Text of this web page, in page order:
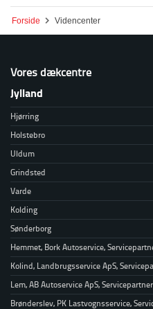
Forside Videncenter
Vores dækcentre
Jylland
Hjørring
Holstebro
Uldum
Grindsted
Varde
Kolding
Sønderborg
Hemmet, Bork Autoservice,
Kolind, Landbrugsservice ApS,
Lem, AB Autoservice ApS, Servicepartner
Brønderslev, PK Lastvognsservice,